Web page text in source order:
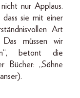
nur Applaus.
dass sie mit einer
Art
müssen wir
betont die
Bücher: „Söhne